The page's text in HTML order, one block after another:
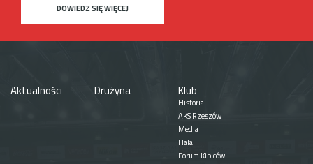
DOWIEDZ SIĘ WIĘCEJ
Aktualności Drużyna Klub
Historia
AKS Rzeszów
Media
Hala
Forum Kibiców